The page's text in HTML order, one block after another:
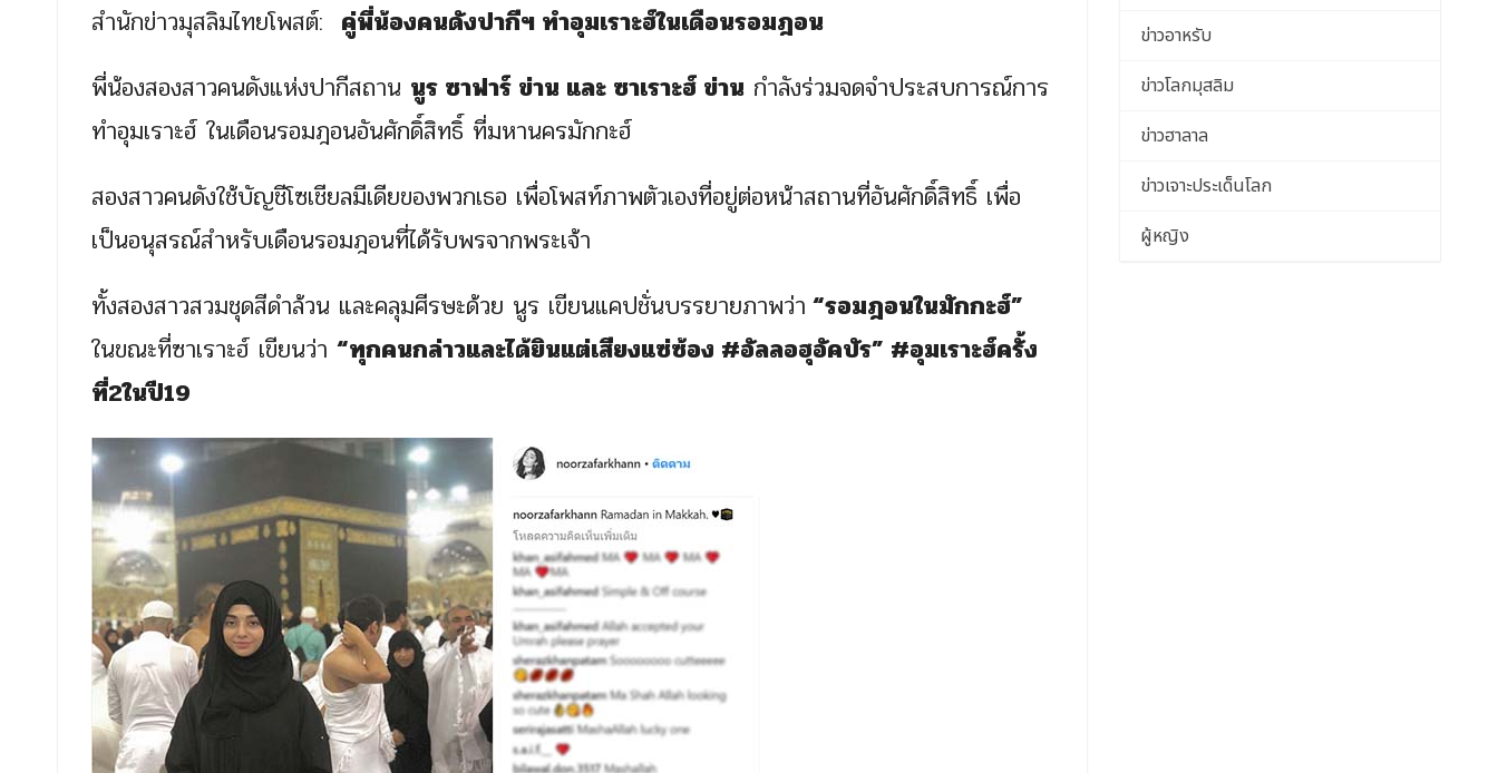
สำนักข่าวมุสลิมไทยโพสต์: คู่พี่น้องคนดังปากีฯ ทำอุมเราะฮ์ในเดือนรอมฎอน
พี่น้องสองสาวคนดังแห่งปากีสถาน นูร ซาฟาร์ ข่าน และ ซาเราะฮ์ ข่าน กำลังร่วมจดจำประสบการณ์การ
ทำอุมเราะฮ์ ในเดือนรอมฎอนอันศักดิ์สิทธิ์ ที่มหานครมักกะฮ์
สองสาวคนดังใช้บัญชีโซเชียลมีเดียของพวกเธอ เพื่อโพสท์ภาพตัวเองที่อยู่ต่อหน้าสถานที่อันศักดิ์สิทธิ์ เพื่อ
เป็นอนุสรณ์สำหรับเดือนรอมฎอนที่ได้รับพรจากพระเจ้า
ทั้งสองสาวสวมชุดสีดำล้วน และคลุมศีรษะด้วย นูร เขียนแคปชั่นบรรยายภาพว่า “รอมฎอนในมักกะฮ์”
ในขณะที่ซาเราะฮ์ เขียนว่า “ทุกคนกล่าวและได้ยินแต่เสียงแซ่ซ้อง #อัลลอฮุอัคบัร” #อุมเราะฮ์ครั้ง
ที่2ในปี19
ข่าวอาหรับ
ข่าวโลกมุสลิม
ข่าวฮาลาล
ข่าวเจาะประเด็นโลก
ผู้หญิง